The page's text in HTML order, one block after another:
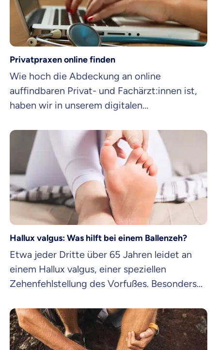
Privatpraxen online finden
Wie hoch die Abdeckung an online
auffindbaren Privat- und Fachärzt:innen ist,
haben wir in unserem digitalen
Hallux valgus: Was hilft bei einem Ballenzeh?
Etwa jeder Dritte über 65 Jahren leidet an
einem Hallux valgus, einer speziellen
Zehenfehlstellung des Vorfußes. Besonders
Fehlstellungen auf. Worum es sich beim
Hallux valgus handelt, welche Übungen helfen
und wann du eine Praxis aufsuchen solltest,